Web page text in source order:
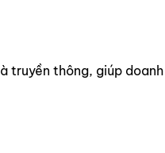
truyền thông, giúp